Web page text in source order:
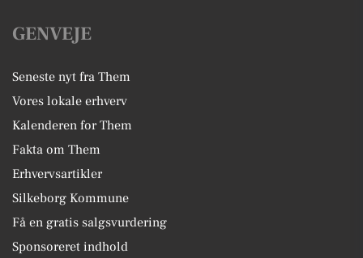
GENVEJE
Seneste nyt fra Them
Vores lokale erhverv
Kalenderen for Them
Fakta om Them
Erhvervsartikler
Silkeborg Kommune
Få en gratis salgsvurdering
Sponsoreret indhold